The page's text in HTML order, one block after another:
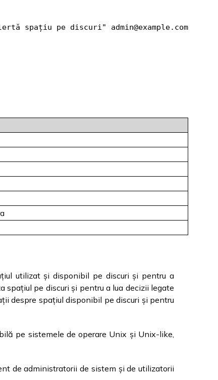
spațiu pe discuri" admin@example.com
utilizat și disponibil pe discuri și pentru a
pe discuri și pentru a lua decizii legate
despre spațiul disponibil pe discuri și pentru
pe sistemele de operare Unix și Unix-like,
de administratorii de sistem și de utilizatorii